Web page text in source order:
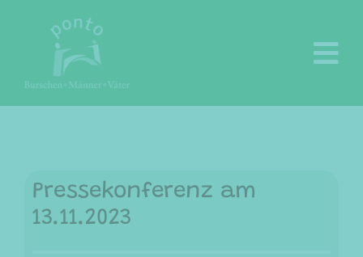
Pressekonferenz am
13.11.2023